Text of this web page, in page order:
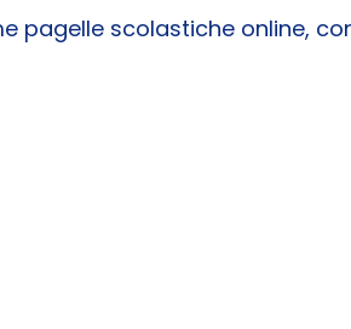
pagelle scolastiche online,